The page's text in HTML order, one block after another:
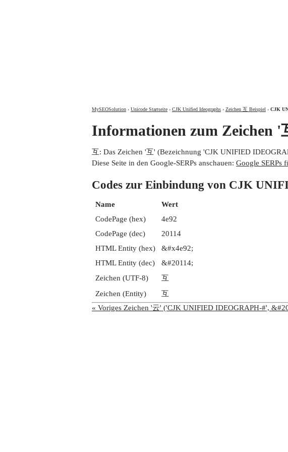
MySEOSolution › Unicode Startseite › CJK Unified Ideographs › Zeichen 互 Beispiel › CJK
Informationen zum Zeichen
互: Das Zeichen '互' (Bezeichnung 'CJK UNIFIED
Diese Seite in den Google-SERPs anschauen: Google SERPs
Codes zur Einbindung von CJK
Name
Wert
CodePage (hex)
4e92
CodePage (dec)
20114
HTML Entity (hex)
&#x4e92;
HTML Entity (dec)
&#20114;
Zeichen (UTF-8)
互
Zeichen (Entity)
互
« Voriges Zeichen '云' ('CJK UNIFIED IDEOGRAPH-#',